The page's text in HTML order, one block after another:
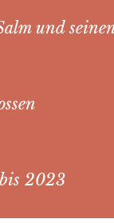
und
bis 2023